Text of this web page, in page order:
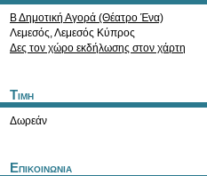
Β Δημοτική Αγορά (Θέατρο Ένα)
Λεμεσός,Λεμεσός Κύπρος
Δες τον χώρο εκδήλωσης στον χάρτη
Τιμη
Δωρεάν
Επικοινωνια